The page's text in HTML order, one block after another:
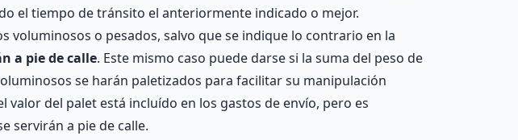
el tiempo de tránsito el anteriormente indicado o mejor.
o pesados, salvo que se indique lo contrario en la
a pie de calle. Este mismo caso puede darse si la suma del peso de
se harán paletizados para facilitar su manipulación
del palet está incluído en los gastos de envío, pero es
servirán a pie de calle.